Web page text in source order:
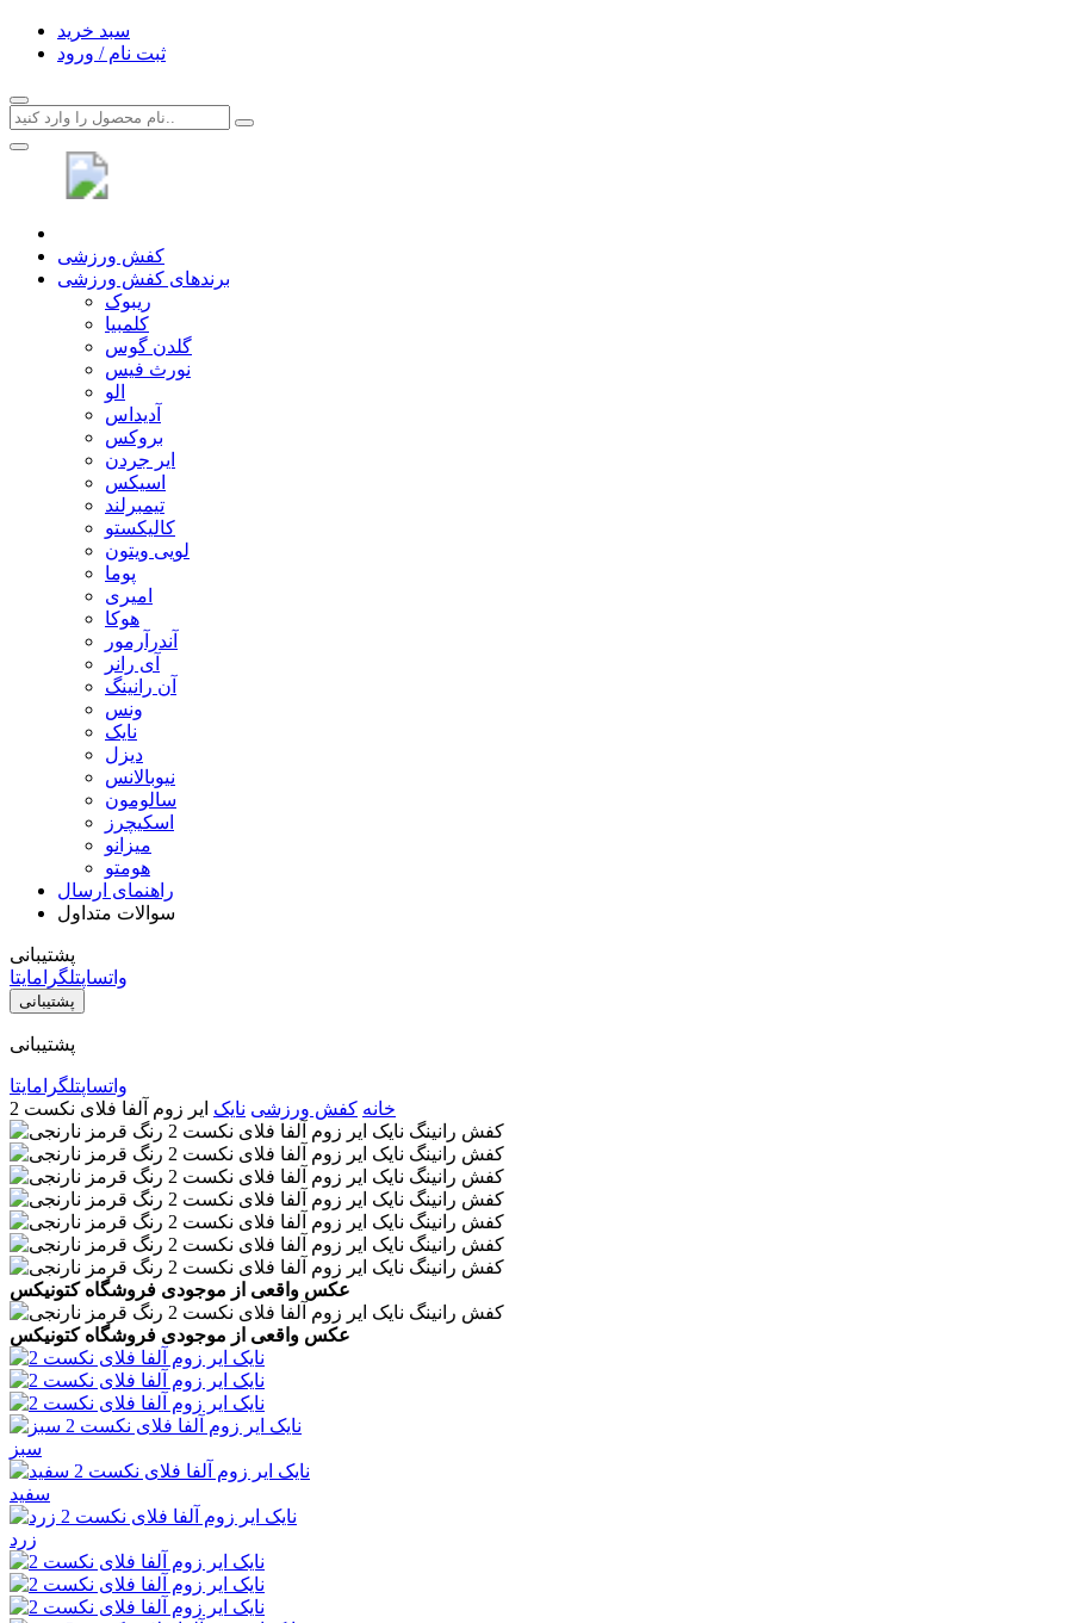
سبد خرید
ثبت نام / ورود
کفش ورزشی
برندهای کفش ورزشی
ریبوک
کلمبیا
گلدن گوس
نورث فیس
الو
آدیداس
بروکس
ایر جردن
اسیکس
تیمبرلند
کالیکستو
لویی ویتون
پوما
امیری
هوکا
آندرآرمور
آی رانر
آن رانینگ
ونس
نایک
دیزل
نیوبالانس
سالومون
اسکیچرز
میزانو
هومتو
راهنمای ارسال
سوالات متداول
پشتیبانی
واتساپتلگرامایتا
پشتیبانی
پشتیبانی
واتساپتلگرامایتا
خانه کفش ورزشی نایک ایر زوم آلفا فلای نکست 2
عکس واقعی از موجودی فروشگاه کتونیکس
عکس واقعی از موجودی فروشگاه کتونیکس
سبز
سفید
زرد